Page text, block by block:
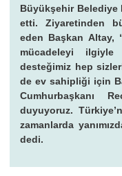
Büyükşehir Belediye
etti. Ziyaretinden
eden Başkan Altay,
mücadeleyi
desteğimiz hep
de ev sahipliği için
Cumhurbaşkanı
duyuyoruz.
zamanlarda
dedi.